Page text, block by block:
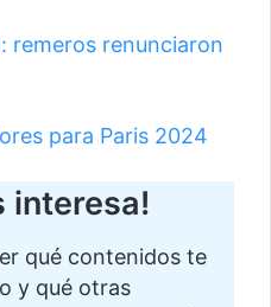
remeros renunciaron
para Paris 2024
interesa!
qué contenidos te
y qué otras